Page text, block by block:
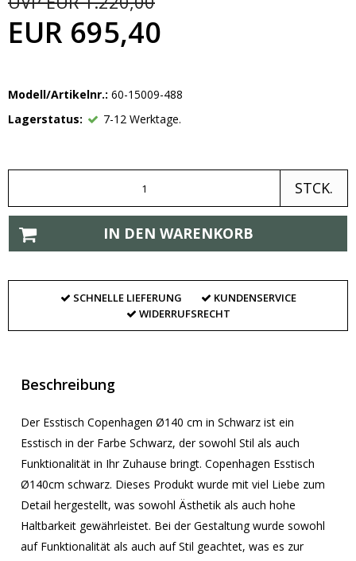
EUR 695,40
Modell/Artikelnr.: 60-15009-488
Lagerstatus:
7-12 Werktage.
STCK.
IN DEN WARENKORB
SCHNELLE LIEFERUNG
KUNDENSERVICE
WIDERRUFSRECHT
Beschreibung
Der Esstisch Copenhagen Ø140 cm in Schwarz ist ein
Esstisch in der Farbe Schwarz, der sowohl Stil als auch
Funktionalität in Ihr Zuhause bringt. Copenhagen Esstisch
Ø140cm schwarz. Dieses Produkt wurde mit viel Liebe zum
Detail hergestellt, was sowohl Ästhetik als auch hohe
Haltbarkeit gewährleistet. Bei der Gestaltung wurde sowohl
auf Funktionalität als auch auf Stil geachtet, was es zur